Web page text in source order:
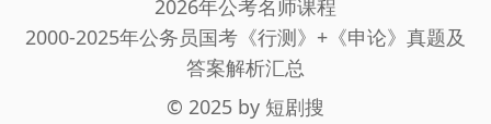
2026年公考名师课程
2000-2025年公务员国考《行测》+《申论》真题及
答案解析汇总
© 2025 by 短剧搜